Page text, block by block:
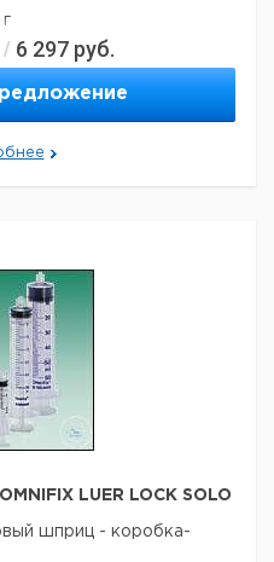
данные могут
/ 6 297 руб.
LUER LOCK SOLO
шприц - коробка-